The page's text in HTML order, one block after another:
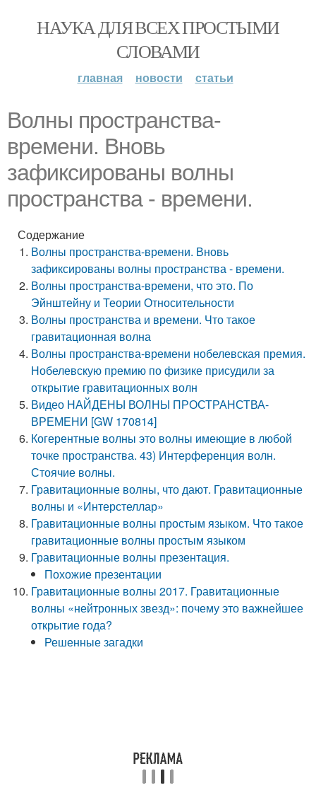
НАУКА ДЛЯ ВСЕХ ПРОСТЫМИ
СЛОВАМИ
главная новости статьи
Волны пространства-
времени. Вновь
зафиксированы волны
пространства - времени.
Содержание
Волны пространства-времени. Вновь
зафиксированы волны пространства - времени.
Волны пространства-времени, что это. По
Эйнштейну и Теории Относительности
Волны пространства и времени. Что такое
гравитационная волна
Волны пространства-времени нобелевская премия.
Нобелевскую премию по физике присудили за
открытие гравитационных волн
Видео НАЙДЕНЫ ВОЛНЫ ПРОСТРАНСТВА-
ВРЕМЕНИ [GW 170814]
Когерентные волны это волны имеющие в любой
точке пространства. 43) Интерференция волн.
Стоячие волны.
Гравитационные волны, что дают. Гравитационные
волны и «Интерстеллар»
Гравитационные волны простым языком. Что такое
гравитационные волны простым языком
Гравитационные волны презентация.
Похожие презентации
Гравитационные волны 2017. Гравитационные
волны «нейтронных звезд»: почему это важнейшее
открытие года?
Решенные загадки